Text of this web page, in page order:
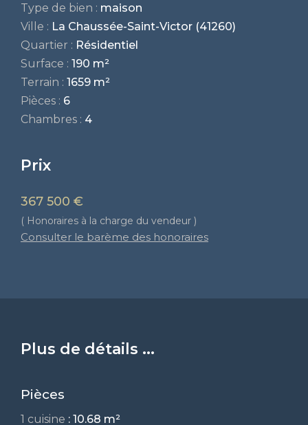
Type de bien : maison
Ville : La Chaussée-Saint-Victor (41260)
Quartier : Résidentiel
Surface : 190 m²
Terrain : 1659 m²
Pièces : 6
Chambres : 4
Prix
367 500 €
( Honoraires à la charge du vendeur )
Consulter le barème des honoraires
Plus de détails ...
Pièces
1 cuisine : 10.68 m²